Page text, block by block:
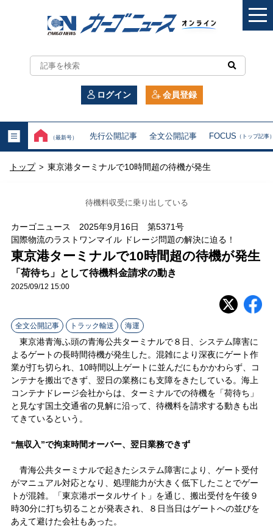
カ
ー
ニ
ュ
オ
ン
ラ
ン
ログイン 会員登録
（最新号） 先行公開記事 全文公開記事 FOCUS （トップ記事
トップ > 東京港ターミナルで10時間超の待機が発生
待機料収受に乗り出している
カーゴニュース 2025年9月16日 第5371号
国際物流のラストワンマイル ドレージ問題の解決に迫る！
東京港ターミナルで10時間超の待機が発生
「荷待ち」として待機料金請求の動き
2025/09/12 15:00
全文公開記事 トラック輸送 海運
東京港青海ふ頭の青海公共ターミナルで８日、システム障害に
よるゲートの長時間待機が発生した。混雑により深夜にゲート作
業が打ち切られ、10時間以上ゲートに並んだにもかかわらず、コ
ンテナを搬出できず、翌日の業務にも支障をきたしている。海上
コンテナドレージ会社からは、ターミナルでの待機を「荷待ち」
と見なす国土交通省の見解に沿って、待機料を請求する動きも出
てきているという。
“無収入”で拘束時間オーバー、翌日業務できず
青海公共ターミナルで起きたシステム障害により、ゲート受付
がマニュアル対応となり、処理能力が大きく低下したことでゲー
トが混雑。「東京港ポータルサイト」を通じ、搬出受付を午後９
時30分に打ち切ることが発表され、８日当日はゲートへの並びを
あえて避けた会社もあった。